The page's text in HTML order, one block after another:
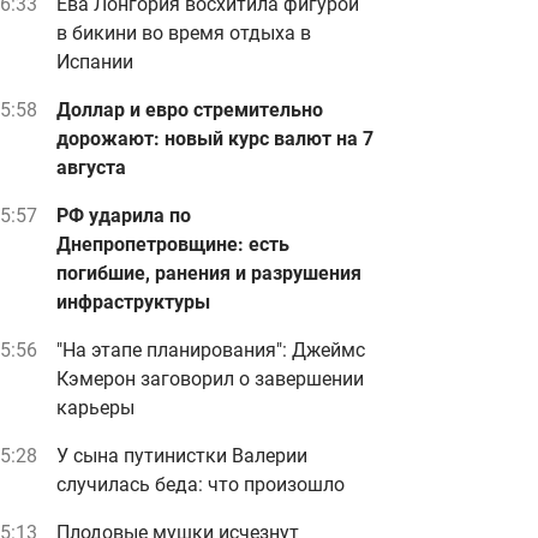
в бикини во время отдыха в
Испании
Доллар и евро стремительно
дорожают: новый курс валют на 7
августа
РФ ударила по
Днепропетровщине: есть
погибшие, ранения и разрушения
инфраструктуры
"На этапе планирования": Джеймс
Кэмерон заговорил о завершении
карьеры
У сына путинистки Валерии
случилась беда: что произошло
Плодовые мушки исчезнут